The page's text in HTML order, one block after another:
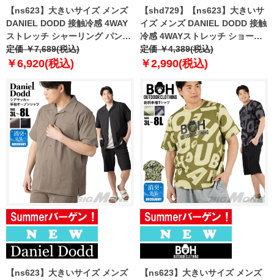
【ns623】大きいサイズ メンズ
DANIEL DODD 接触冷感 4WAY
ストレッチ シャーリング パンツ
春夏新作 azp260201201t
【fre】
定価 ￥7,689(税込)
￥6,920(税込)
【shd729】【ns623】大きいサ
イズ メンズ DANIEL DODD 接触
冷感 4WAYストレッチ ショーツ
ショートパンツ ハーフパンツ 春
夏新作 azsp-260204 【fre】
定価 ￥4,389(税込)
￥2,990(税込)
【ns623】大きいサイズ メンズ
【ns623】大きいサイズ メンズ